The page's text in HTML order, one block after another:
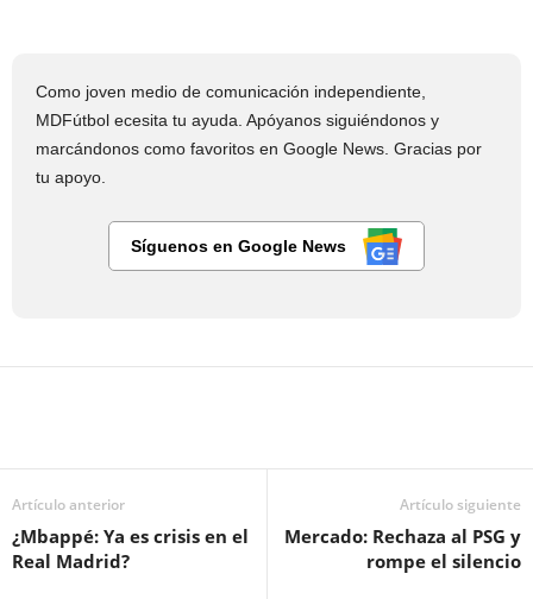
Como joven medio de comunicación independiente,
MDFútbol ecesita tu ayuda. Apóyanos siguiéndonos y
marcándonos como favoritos en Google News. Gracias por
tu apoyo.
Síguenos en Google News
Artículo anterior
¿Mbappé: Ya es crisis en el
Real Madrid?
Artículo siguiente
Mercado: Rechaza al PSG y
rompe el silencio